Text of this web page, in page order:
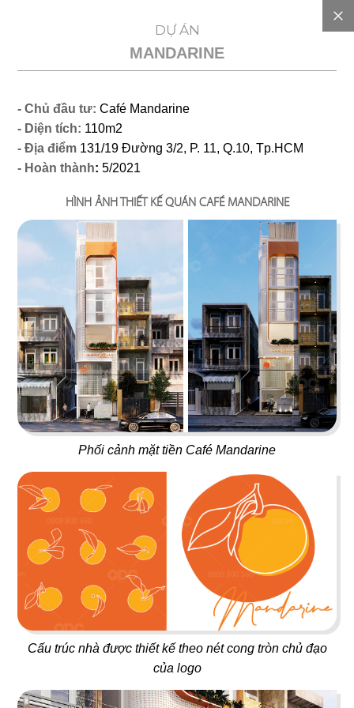
DỰ ÁN
MANDARINE
- Chủ đầu tư: Café Mandarine
- Diện tích: 110m2
- Địa điểm 131/19 Đường 3/2, P. 11, Q.10, Tp.HCM
- Hoàn thành: 5/2021
HÌNH ẢNH THIẾT KẾ QUÁN CAFÉ MANDARINE
Phối cảnh mặt tiền Café Mandarine
Cấu trúc nhà được thiết kế theo nét cong tròn chủ đạo
của logo
GIỚI
THIỆU
DỰ
TOÁN
DỰ
ÁN
NHÀ
VĂN
PHÒNG
01
BAOZ DIMSUM
02
VEE AYY FOOD
Nhà hàng - Cafe
03
PAT KAO THAI - MỸ THO
Nhà hàng Thái
04
SAKURA
Nhà hàng Nhật